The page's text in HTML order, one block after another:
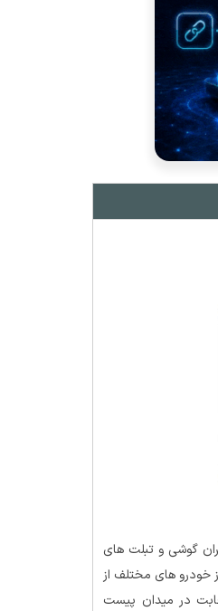
گوشی و تبلت های
خودرو های مختلف از
در میدان پیست